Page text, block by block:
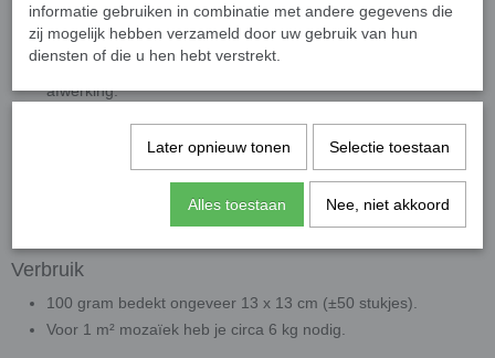
afgeronde, gladde randen voor een veilige en gemakkelijke
verwerking.
Kleur: Door-en-door gekleurd glas met een hoogglanzende
afwerking.
knippen, ideaal voor beginners en kinderen. Indien nodig
gebruik eenwieltjestangvoor nauwkeurig knipwerk.
Uitstekend te combineren met onze overig
colorful mozaïeksteentjes voor unieke patronen.
Verbruik
100 gram bedekt ongeveer 13 x 13 cm (±50 stukjes).
Voor 1 m² mozaïek heb je circa 6 kg nodig.
informatie gebruiken in combinatie met andere gegevens die
zij mogelijk hebben verzameld door uw gebruik van hun
diensten of die u hen hebt verstrekt.
Later opnieuw tonen Selectie toestaan
Alles toestaan Nee, niet akkoord